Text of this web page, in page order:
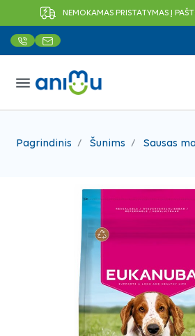
NEMOKAMAS PRISTATYMAS Į
menu
Pagrindinis Šunims Sausas